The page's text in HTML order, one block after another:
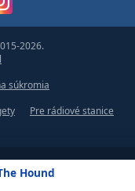
Hound
2026.
súkromia
Pre rádiové stanice